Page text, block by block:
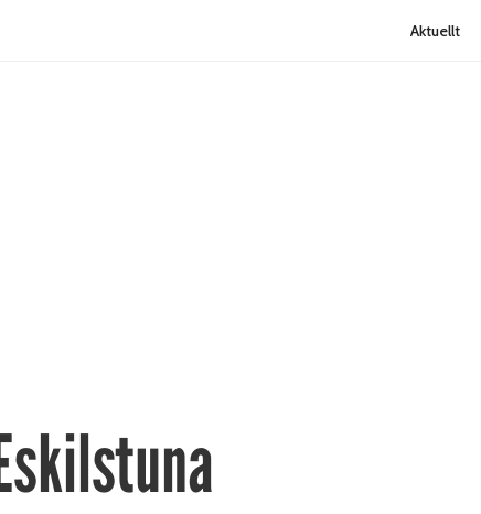
Aktuellt